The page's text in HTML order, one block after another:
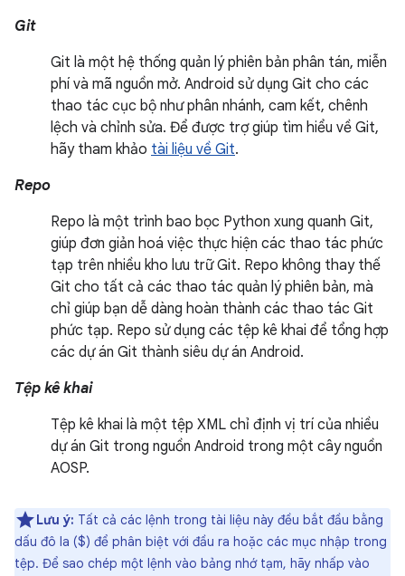
Git
Git là một hệ thống quản lý phiên bản phân tán, miễn
phí và mã nguồn mở. Android sử dụng Git cho các
thao tác cục bộ như phân nhánh, cam kết, chênh
lệch và chỉnh sửa. Để được trợ giúp tìm hiểu về Git,
hãy tham khảo tài liệu về Git.
Repo
Repo là một trình bao bọc Python xung quanh Git,
giúp đơn giản hoá việc thực hiện các thao tác phức
tạp trên nhiều kho lưu trữ Git. Repo không thay thế
Git cho tất cả các thao tác quản lý phiên bản, mà
chỉ giúp bạn dễ dàng hoàn thành các thao tác Git
phức tạp. Repo sử dụng các tệp kê khai để tổng hợp
các dự án Git thành siêu dự án Android.
Tệp kê khai
Tệp kê khai là một tệp XML chỉ định vị trí của nhiều
dự án Git trong nguồn Android trong một cây nguồn
AOSP.
Lưu ý: Tất cả các lệnh trong tài liệu này đều bắt đầu bằng
dấu đô la ($) để phân biệt với đầu ra hoặc các mục nhập trong
tệp. Để sao chép một lệnh vào bảng nhớ tạm, hãy nhấp vào